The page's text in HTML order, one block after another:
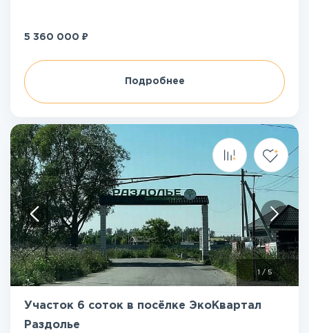
5 360 000 ₽
Подробнее
1 /5
Участок 6 соток в посёлке ЭкоКвартал
Раздолье